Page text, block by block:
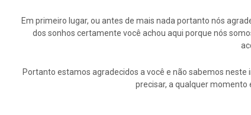
Em primeiro lugar, ou antes de mais nada portanto nós
dos sonhos certamente você achou aqui porque nós
Portanto estamos agradecidos a você e não sabemos
precisar, a qualquer momento